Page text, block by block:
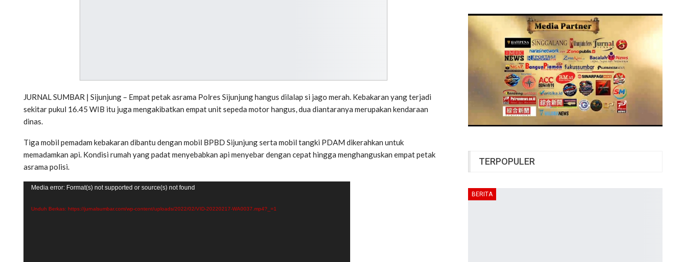
JURNAL SUMBAR | Sijunjung – Empat petak asrama Polres Sijunjung hangus dilalap si jago merah. Kebakaran yang terjadi
sekitar pukul 16.45 WIB itu juga mengakibatkan empat unit sepeda motor hangus, dua diantaranya merupakan kendaraan
dinas.
Tiga mobil pemadam kebakaran dibantu dengan mobil BPBD Sijunjung serta mobil tangki PDAM dikerahkan untuk
memadamkan api. Kondisi rumah yang padat menyebabkan api menyebar dengan cepat hingga menghanguskan empat petak
asrama polisi.
Pemutar
Media error: Format(s) not supported or source(s) not found
Unduh Berkas: https://jurnalsumbar.com/wp-content/uploads/2022/02/VID-20220217-WA0037.mp4?_=1
TERPOPULER
BERITA